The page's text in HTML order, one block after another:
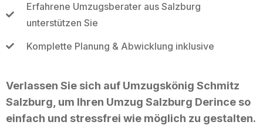
Erfahrene Umzugsberater aus Salzburg
unterstützen Sie
Komplette Planung & Abwicklung inklusive
Verlassen Sie sich auf Umzugskönig Schmitz
Salzburg, um Ihren Umzug Salzburg Derince so
einfach und stressfrei wie möglich zu gestalten.